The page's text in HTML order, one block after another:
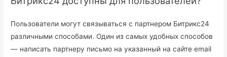
Пользователи могут связываться с партнером Битрикс24
различными способами. Один из самых удобных способов
— написать партнеру письмо на указанный на сайте email